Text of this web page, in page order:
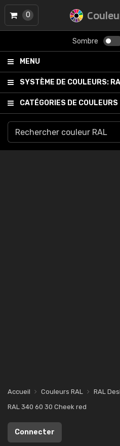
Sombre
MENU
SYSTÈME DE COULEURS:
CATÉGORIES DE COULEURS
0
Accueil Couleurs RAL RAL
RAL 340 60 30 Cheek red
Connecter